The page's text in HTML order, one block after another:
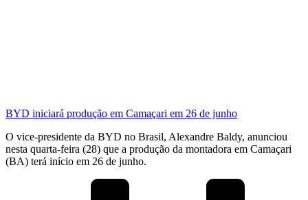
BYD iniciará produção em Camaçari em 26 de junho
O vice-presidente da BYD no Brasil, Alexandre Baldy, anunciou
nesta quarta-feira (28) que a produção da montadora em Camaçari
(BA) terá início em 26 de junho.